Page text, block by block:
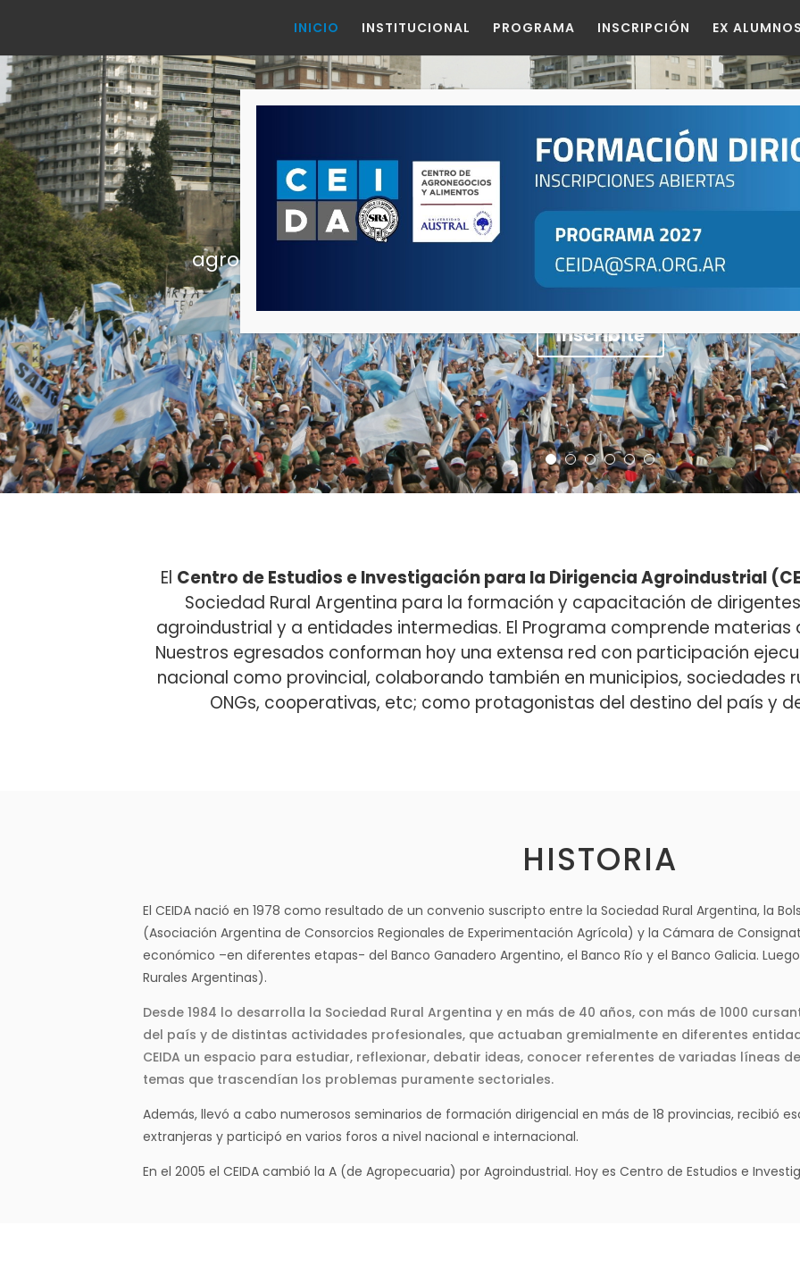
INICIO INSTITUCIONAL PROGRAMA INSCRIPCIÓN EX ALUMNOS
Formando
agroindustriales éticos y competentes para la participación
públicos de nuestro país
Inscribite
El Centro de Estudios e Investigación para la Dirigencia Agroindustrial
Sociedad Rural Argentina para la formación y capacitación de
agroindustrial y a entidades intermedias. El Programa comprende
Nuestros egresados conforman hoy una extensa red con participación
nacional como provincial, colaborando también en municipios, sociedades
ONGs, cooperativas, etc; como protagonistas del destino del país y
HISTORIA
El CEIDA nació en 1978 como resultado de un convenio suscripto entre la Sociedad Rural Argentina, la
(Asociación Argentina de Consorcios Regionales de Experimentación Agrícola) y la Cámara de
económico –en diferentes etapas- del Banco Ganadero Argentino, el Banco Río y el Banco Galicia.
Rurales Argentinas).
Desde 1984 lo desarrolla la Sociedad Rural Argentina y en más de 40 años, con más de 1000
del país y de distintas actividades profesionales, que actuaban gremialmente en diferentes
CEIDA un espacio para estudiar, reflexionar, debatir ideas, conocer referentes de variadas líneas
temas que trascendían los problemas puramente sectoriales.
Además, llevó a cabo numerosos seminarios de formación dirigencial en más de 18 provincias, recibió
extranjeras y participó en varios foros a nivel nacional e internacional.
En el 2005 el CEIDA cambió la A (de Agropecuaria) por Agroindustrial. Hoy es Centro de Estudios e